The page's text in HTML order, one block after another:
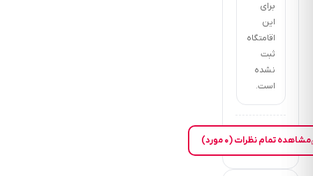
برای
این
اقامتگاه
ثبت
نشده
است.
مشاهده تمام نظرات (۰ مورد)